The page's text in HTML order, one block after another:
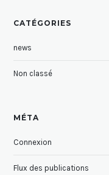
CATÉGORIES
news
Non classé
MÉTA
Connexion
Flux des publications